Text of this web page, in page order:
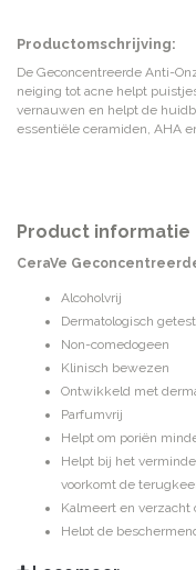
Productomschrijving:
De Geconcentreerde Anti-
neiging tot acne helpt
vernauwen en helpt de
essentiële ceramiden, AHA
Product informatie
CeraVe
Alcoholvrij
Dermatologisch getest
Non-comedogeen
Klinisch bewezen
Ontwikkeld met
Parfumvrij
Helpt om poriën
Helpt bij het
voorkomt de
Kalmeert en verzacht
Helpt de